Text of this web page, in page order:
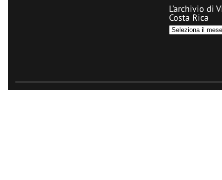
L’archivio di
Costa Rica
L’archivio
di